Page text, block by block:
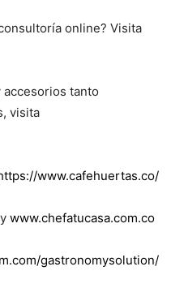
online? Visita
tanto
visita
www.cafehuertas.co/
y www.chefatucasa.com.co
gastronomysolution/